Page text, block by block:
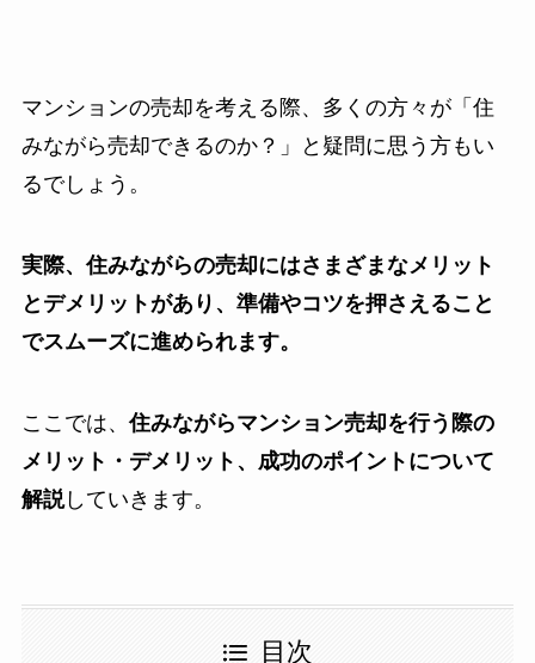
マンションの売却を考える際、多くの方々が「住
みながら売却できるのか？」と疑問に思う方もい
るでしょう。
実際、住みながらの売却にはさまざまなメリット
とデメリットがあり、準備やコツを押さえること
でスムーズに進められます。
ここでは、住みながらマンション売却を行う際の
メリット・デメリット、成功のポイントについて
解説していきます。
目次